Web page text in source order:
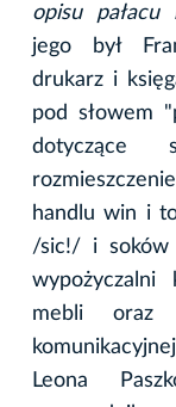
opisu pałacu
jego był
drukarz i
pod słowem
handlu win i
/sic!/ i soków
wypożyczalni
mebli oraz
Leona